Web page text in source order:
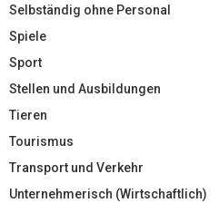
Selbständig ohne Personal
Spiele
Sport
Stellen und Ausbildungen
Tieren
Tourismus
Transport und Verkehr
Unternehmerisch (Wirtschaftlich)